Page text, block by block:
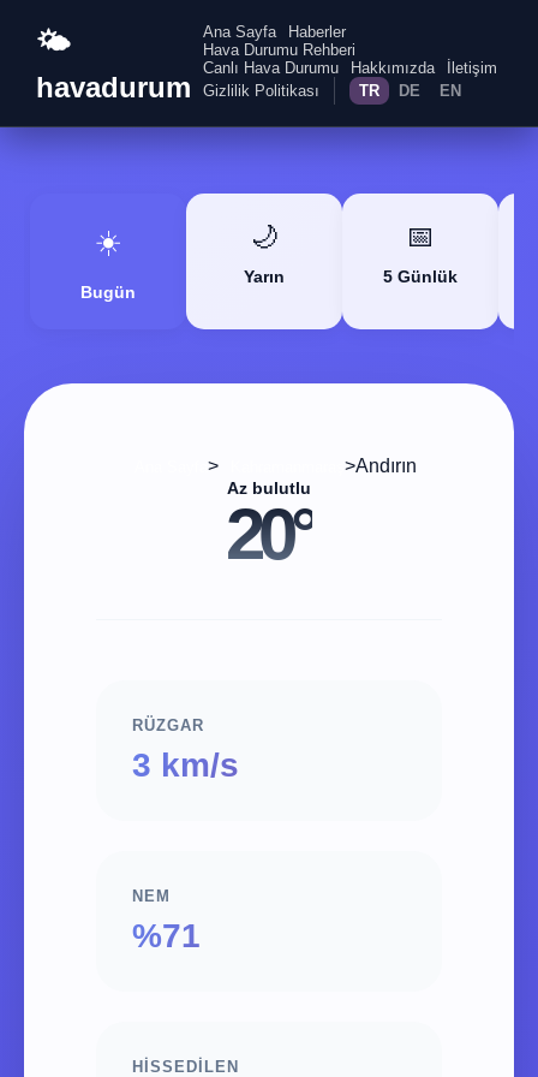
🌤️
havadurum
Ana Sayfa
Haberler
Hava Durumu Rehberi
Canlı Hava Durumu
Hakkımızda
İletişim
Gizlilik Politikası
TR DE EN
☀️
Bugün
🌙
Yarın
📅
5 Günlük
> >Andırın
Az bulutlu
20°
RÜZGAR
3 km/s
NEM
%71
HISSEDILEN